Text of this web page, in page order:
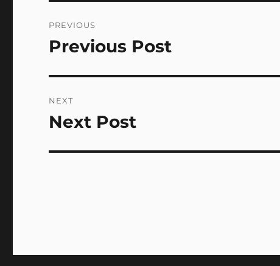
navigation
PREVIOUS
Previous
Previous Post
NEXT
Next
Next Post